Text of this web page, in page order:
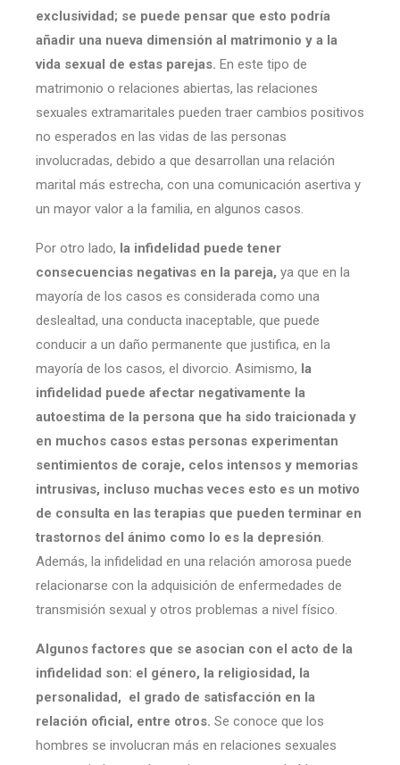
exclusividad; se puede pensar que esto podría
añadir una nueva dimensión al matrimonio y a la
vida sexual de estas parejas. En este tipo de
matrimonio o relaciones abiertas, las relaciones
sexuales extramaritales pueden traer cambios positivos
no esperados en las vidas de las personas
involucradas, debido a que desarrollan una relación
marital más estrecha, con una comunicación asertiva y
un mayor valor a la familia, en algunos casos.
Por otro lado, la infidelidad puede tener
consecuencias negativas en la pareja, ya que en la
mayoría de los casos es considerada como una
deslealtad, una conducta inaceptable, que puede
conducir a un daño permanente que justifica, en la
mayoría de los casos, el divorcio. Asimismo, la
infidelidad puede afectar negativamente la
autoestima de la persona que ha sido traicionada y
en muchos casos estas personas experimentan
sentimientos de coraje, celos intensos y memorias
intrusivas, incluso muchas veces esto es un motivo
de consulta en las terapias que pueden terminar en
trastornos del ánimo como lo es la depresión.
Además, la infidelidad en una relación amorosa puede
relacionarse con la adquisición de enfermedades de
transmisión sexual y otros problemas a nivel físico.
Algunos factores que se asocian con el acto de la
infidelidad son: el género, la religiosidad, la
personalidad, el grado de satisfacción en la
relación oficial, entre otros. Se conoce que los
hombres se involucran más en relaciones sexuales